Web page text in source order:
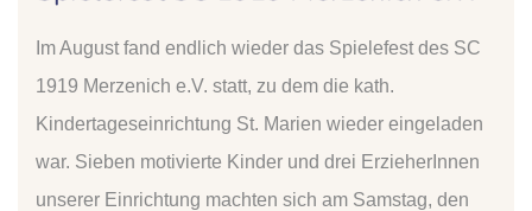
Im August fand endlich wieder das Spielefest des SC
1919 Merzenich e.V. statt, zu dem die kath.
Kindertageseinrichtung St. Marien wieder eingeladen
war. Sieben motivierte Kinder und drei ErzieherInnen
unserer Einrichtung machten sich am Samstag, den